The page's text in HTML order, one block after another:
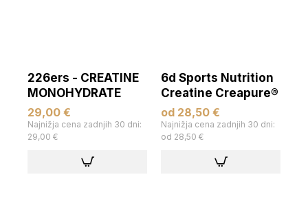
226ers - CREATINE
MONOHYDRATE
29,00 €
Najnižja cena zadnjih 30 dni:
29,00 €
6d Sports Nutrition
Creatine Creapure®
od 28,50 €
Najnižja cena zadnjih 30 dni:
od 28,50 €